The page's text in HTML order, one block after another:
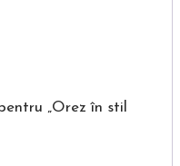
„Orez în stil